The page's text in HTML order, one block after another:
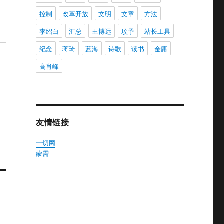
控制
改革开放 文明 文章
方法
李绍白
汇总 王博远 玟予
站长工具
纪念
蒋琦 蓝海 诗歌 读书
金庸
高肖峰
友情链接
一切网
蒙需